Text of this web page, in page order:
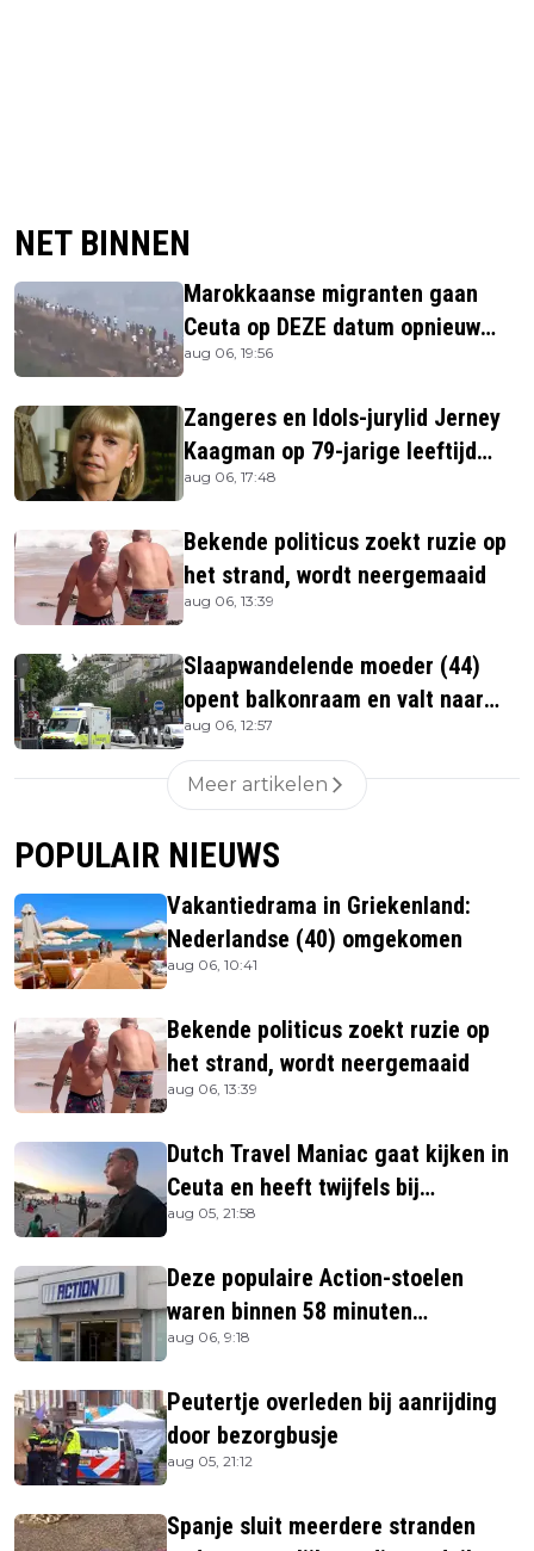
NET BINNEN
Marokkaanse migranten gaan
Ceuta op DEZE datum opnieuw
bestormen
aug 06, 19:56
Zangeres en Idols-jurylid Jerney
Kaagman op 79-jarige leeftijd
overleden
aug 06, 17:48
Bekende politicus zoekt ruzie op
het strand, wordt neergemaaid
aug 06, 13:39
Slaapwandelende moeder (44)
opent balkonraam en valt naar
beneden
aug 06, 12:57
Meer artikelen
POPULAIR NIEUWS
Vakantiedrama in Griekenland:
Nederlandse (40) omgekomen
aug 06, 10:41
Bekende politicus zoekt ruzie op
het strand, wordt neergemaaid
aug 06, 13:39
Dutch Travel Maniac gaat kijken in
Ceuta en heeft twijfels bij
berichtgeving media
aug 05, 21:58
Deze populaire Action-stoelen
waren binnen 58 minuten
uitverkocht zijn vandaag weer te
aug 06, 9:18
Peutertje overleden bij aanrijding
door bezorgbusje
aug 05, 21:12
Spanje sluit meerdere stranden